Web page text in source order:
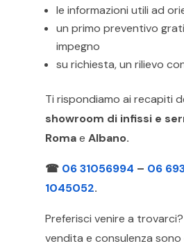
le informazioni utili ad
un primo preventivo
impegno
su richiesta, un rilievo
Ti rispondiamo ai recapiti
showroom di infissi e
Romae Albano.
☎ 06 31056994 – 06
1045052.
Preferisci venire a
vendita e consulenza sono